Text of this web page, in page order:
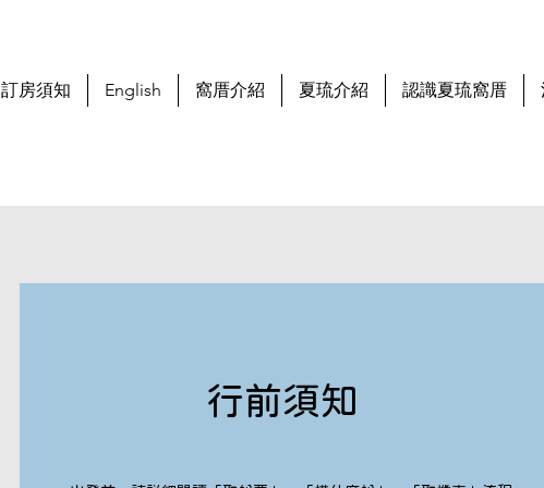
訂房須知 English 窩厝介紹 夏琉介紹 認識夏琉窩厝
​行前須知